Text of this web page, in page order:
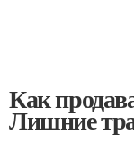
Как
Лишние